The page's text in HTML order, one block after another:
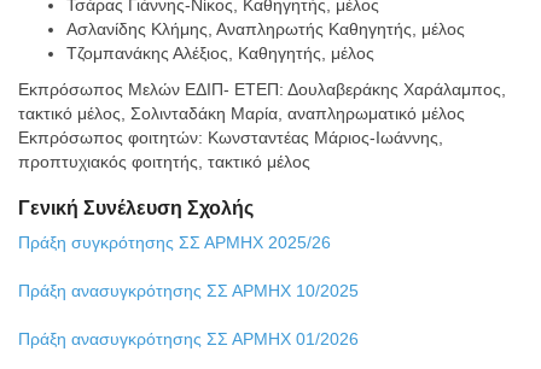
Τσάρας Γιάννης-Νίκος, Καθηγητής, μέλος
Ασλανίδης Κλήμης, Αναπληρωτής Καθηγητής, μέλος
Τζομπανάκης Αλέξιος, Καθηγητής, μέλος
Εκπρόσωπος Μελών ΕΔΙΠ- ΕΤΕΠ: Δουλαβεράκης Χαράλαμπος,
τακτικό μέλος, Σολινταδάκη Μαρία, αναπληρωματικό μέλος
Εκπρόσωπος φοιτητών: Κωνσταντέας Μάριος-Ιωάννης,
προπτυχιακός φοιτητής, τακτικό μέλος
Γενική Συνέλευση Σχολής
Πράξη συγκρότησης ΣΣ ΑΡΜΗΧ 2025/26
Πράξη ανασυγκρότησης ΣΣ ΑΡΜΗΧ 10/2025
Πράξη ανασυγκρότησης ΣΣ ΑΡΜΗΧ 01/2026